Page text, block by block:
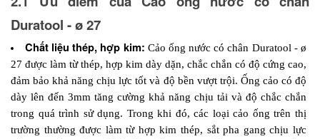
Duratool - ø 27
Chất liệu thép, hợp kim: Cảo ống nước có chân Duratool - ø
27 được làm từ thép, hợp kim dày dặn, chắc chắn có độ cứng cao,
đảm bảo khả năng chịu lực tốt và độ bền vượt trội. Ống cảo có độ
dày lên đến 3mm tăng cường khả năng chịu tải và độ chắc chắn
trong quá trình sử dụng. Trong khi đó, các loại cảo ống trên thị
trường thường được làm từ hợp kim thép, sắt pha gang chịu lực